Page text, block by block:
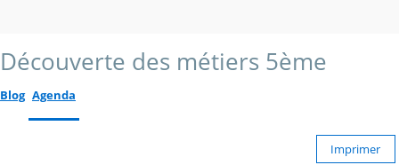
Découverte des métiers 5ème
Blog Agenda
Imprimer